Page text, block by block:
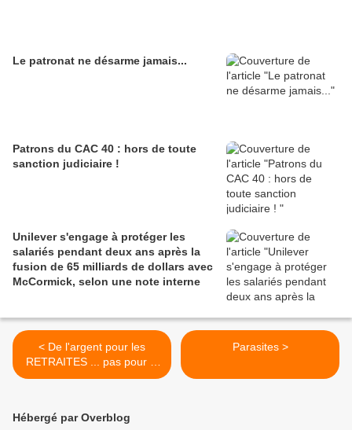
Le patronat ne désarme jamais...
Patrons du CAC 40 : hors de toute
sanction judiciaire !
Unilever s'engage à protéger les
salariés pendant deux ans après la
fusion de 65 milliards de dollars avec
McCormick, selon une note interne
< De l'argent pour les
RETRAITES ... pas pour la
GUERRE !
Parasites >
Hébergé par Overblog